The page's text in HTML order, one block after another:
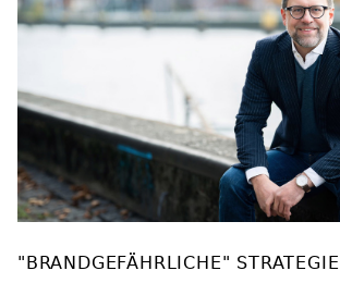
"BRANDGEFÄHRLICHE" STRATEGIE